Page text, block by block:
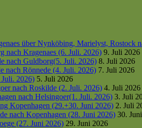
über Nynköbing, Marielyst, Rostock
nach Kragenaes (6. Juli. 2026) 9. Juli 2026
nach Guldborg(5. Juli. 2026) 8. Juli 2026
nach Rönnede (4. Juli. 2026) 7. Juli 2026
2026) 5. Juli 2026
nach Roskilde (2. Juli. 2026) 4. Juli 2026
nach Helsingoer(1. Juli. 2026) 3. Juli
Kopenhagen (29.+30. Juni 2026) 2. Juli
nach Kopenhagen (28. Juni 2026) 30.
(27. Juni 2026) 29. Juni 2026